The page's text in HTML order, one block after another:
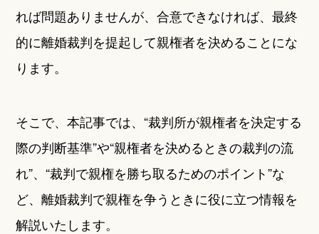
れば問題ありませんが、合意できなければ、最終
的に離婚裁判を提起して親権者を決めることにな
ります。
そこで、本記事では、“裁判所が親権者を決定する
際の判断基準”や“親権者を決めるときの裁判の流
れ”、“裁判で親権を勝ち取るためのポイント”な
ど、離婚裁判で親権を争うときに役に立つ情報を
解説いたします。